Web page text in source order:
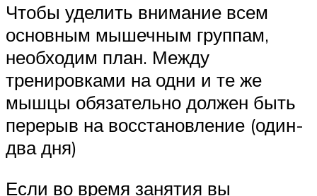
Чтобы уделить внимание всем
основным мышечным группам,
необходим план. Между
тренировками на одни и те же
мышцы обязательно должен быть
перерыв на восстановление (один-
два дня)
Если во время занятия вы